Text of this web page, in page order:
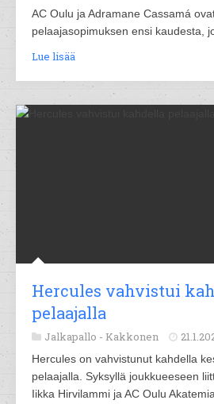
AC Oulu ja Adramane Cassamá
pelaajasopimuksen ensi kaudesta,
Lue lisää
Hercules vahvistui
pelaajalla
Jalkapallo - Kakkonen
Hercules on vahvistunut kahdella
pelaajalla. Syksyllä joukkueeseen
Iikka Hirvilammi ja AC Oulu